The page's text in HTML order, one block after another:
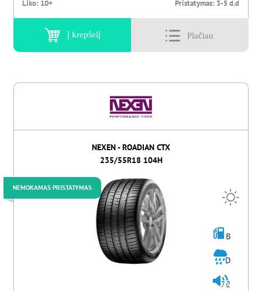
Liko: 10+ Pristatymas: 3-5 d.d
Į krepšelį
NEXEN - ROADIAN CTX
235/55R18 104H
NEMOKAMAS PRISTATYMAS
B
D
72